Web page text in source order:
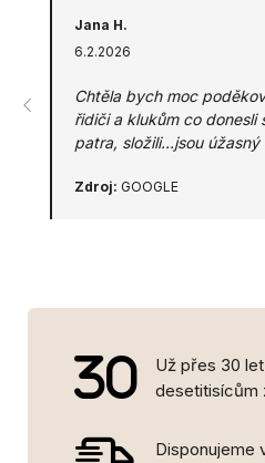
Jana H.
6.2.2026
Chtěla bych moc
řidiči a klukům co donesli
patra, složili...jsou úžasný
Zdroj: GOOGLE
Už přes 30
desetitisícům
Disponujeme